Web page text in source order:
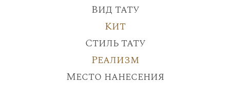
Вид тату
Кит
Стиль тату
Реализм
Место нанесения